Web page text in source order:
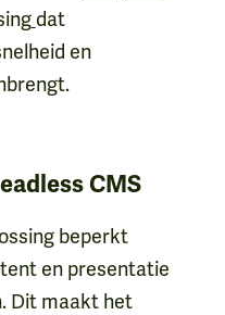
dat
en
CMS
beperkt
en presentatie
Dit maakt het